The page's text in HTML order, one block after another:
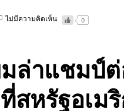
ไม่มีความคิดเห็น 0
มล่าแชมป์
สหรัฐอเม